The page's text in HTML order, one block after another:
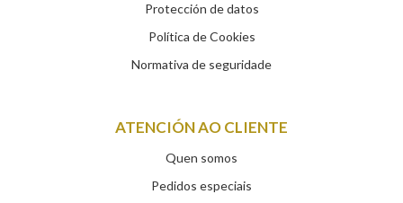
Protección de datos
Política de Cookies
Normativa de seguridade
ATENCIÓN AO CLIENTE
Quen somos
Pedidos especiais